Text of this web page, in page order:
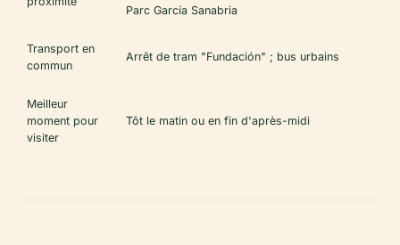
Parc García Sanabria
Transport en
commun
Arrêt de tram "Fundación" ; bus urbains
Meilleur
moment pour
visiter
Tôt le matin ou en fin d'après-midi